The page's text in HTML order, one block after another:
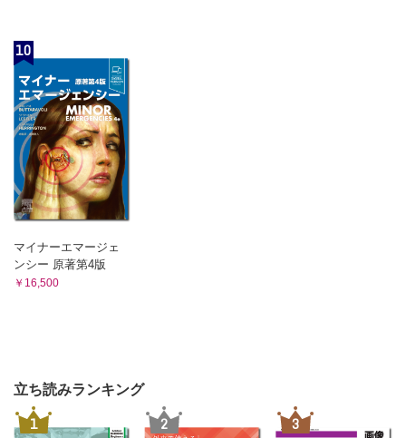
10
マイナーエマージェ
ンシー 原著第4版
￥16,500
立ち読みランキング
1 2 3